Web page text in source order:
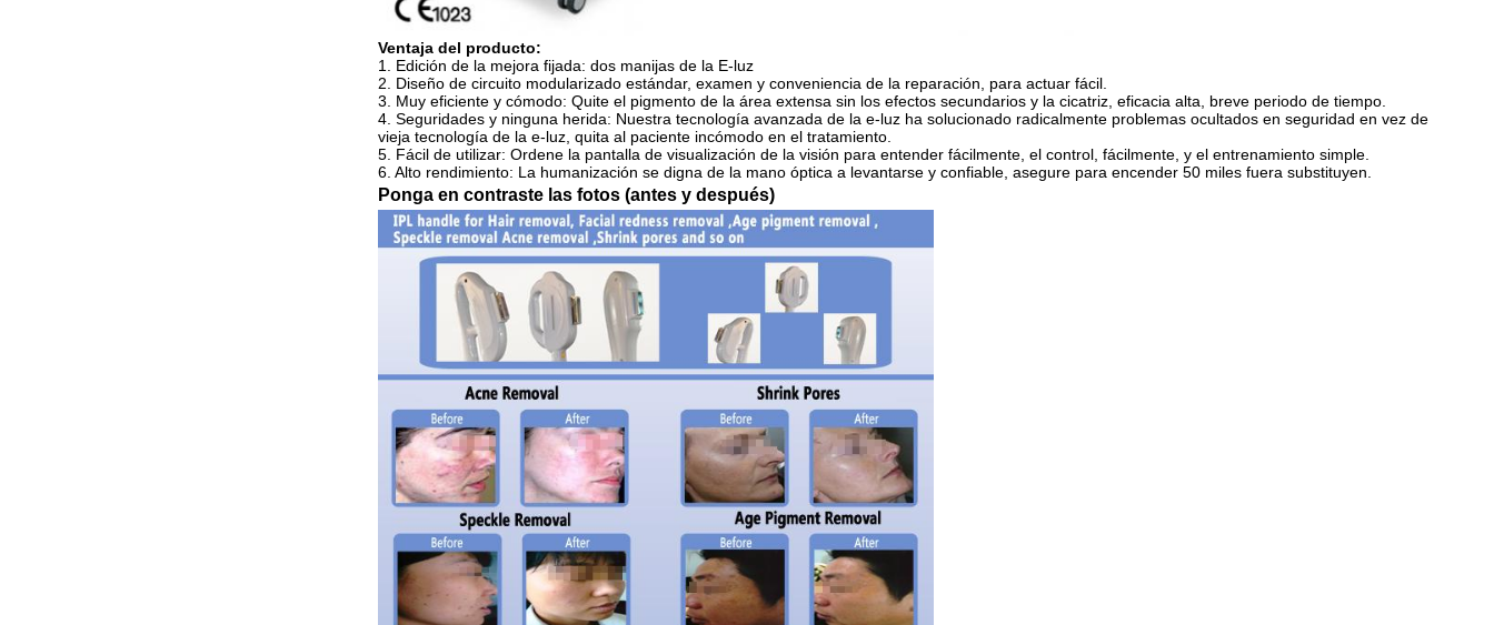
Ventaja del producto:
1. Edición de la mejora fijada: dos manijas de la E-luz
2. Diseño de circuito modularizado estándar, examen y conveniencia de la reparación, para actuar fácil.
3. Muy eficiente y cómodo: Quite el pigmento de la área extensa sin los efectos secundarios y la cicatriz, eficacia alta, breve periodo de tiempo.
4. Seguridades y ninguna herida: Nuestra tecnología avanzada de la e-luz ha solucionado radicalmente problemas ocultados en seguridad en vez de
vieja tecnología de la e-luz, quita al paciente incómodo en el tratamiento.
5. Fácil de utilizar: Ordene la pantalla de visualización de la visión para entender fácilmente, el control, fácilmente, y el entrenamiento simple.
6. Alto rendimiento: La humanización se digna de la mano óptica a levantarse y confiable, asegure para encender 50 miles fuera substituyen.
Ponga en contraste las fotos (antes y después)